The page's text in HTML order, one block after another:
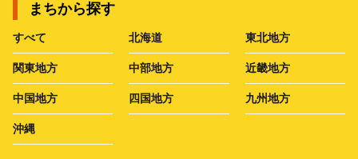
まちから探す
すべて 北海道 東北地方
関東地方 中部地方 近畿地方
中国地方 四国地方 九州地方
沖縄